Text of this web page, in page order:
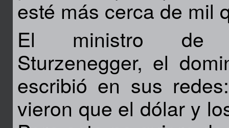
esté más cerca de mil
El ministro de
Sturzenegger, el
escribió en sus
vieron que el dólar y